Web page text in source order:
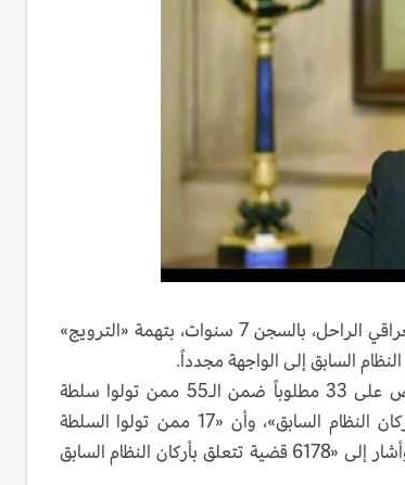
بعد الحكم غيابياً، الأسبوع الماضي، على رغد صدام حسين، ابنة الرئيس العراقي الراحل، بالسجن 7 سنوات، بتهمة «الترويج»
وأعلن رئيس المحكمة الجنائية العليا في العراق، القاضي علي كمال، القبض على 33 مطلوباً ضمن الـ55 ممن تولوا سلطة
ومناصب في ظل حكم صدام حسين، مضيفاً أن «23 حكماً صدرت بحق أركان النظام السابق»، وأن «17 ممن تولوا السلطة
ومناصب إبان عهد النظام المباد هاربون و4 توفوا قبل أن يقبض عليهم». وأشار إلى «6178 قضية تتعلق بأركان النظام السابق